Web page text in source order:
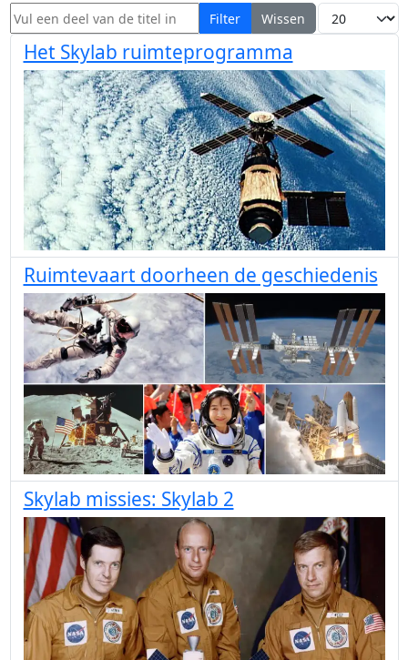
Vul een deel van de titel in Filter Wissen Toon #
Het Skylab ruimteprogramma
Ruimtevaart doorheen de geschiedenis
Skylab missies: Skylab 2